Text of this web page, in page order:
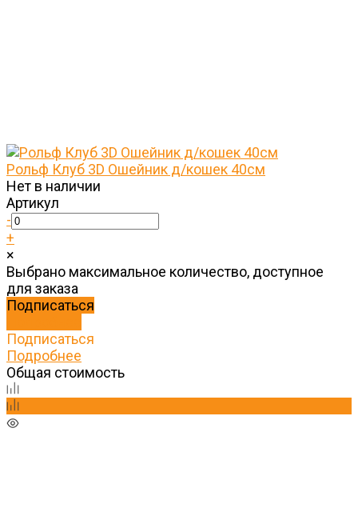
Рольф Клуб 3D Ошейник д/кошек 40см
Нет в наличии
Артикул
-
+
×
Выбрано максимальное количество, доступное
для заказа
Подписаться
Подписаться
Подробнее
Общая стоимость